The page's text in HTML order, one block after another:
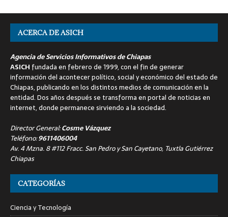
ACERCA DE ASICH
Agencia de Servicios Informativos de Chiapas
ASICH fundada en febrero de 1999, con el fin de generar
información del acontecer político, social y económico del estado de
Chiapas, publicando en los distintos medios de comunicación en la
entidad. Dos años después se transforma en portal de noticias en
internet, donde permanece sirviendo a la sociedad.
Director General:Cosme Vázquez
Teléfono:9611406004
Av. 4 Mzna. 8 #112 Fracc. San Pedro y San Cayetano, Tuxtla Gutiérrez
Chiapas
CATEGORÍAS
Ciencia y Tecnología